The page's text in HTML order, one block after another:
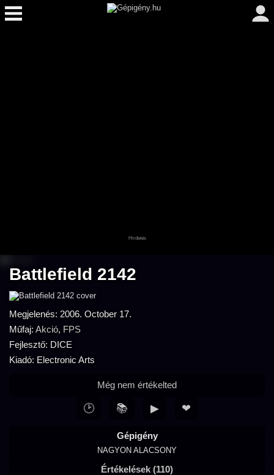
Battlefield 2142
Megjelenés: 2006. October 17.
Műfaj: Akció, FPS
Fejlesztő: DICE
Kiadó: Electronic Arts
Gépigény
NAGYON ALACSONY
Értékelések (110)
Még nem értékelted
🕑 📚 ▶ ❤